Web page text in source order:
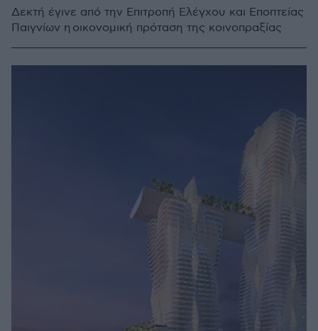
Δεκτή έγινε από την Επιτροπή Ελέγχου και Εποπτείας
Παιγνίων η οικονομική πρόταση της κοινοπραξίας